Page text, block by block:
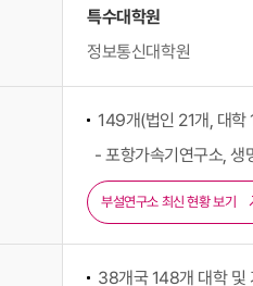
특수대학원
정보통신대학원
149개(법인 21개, 대학
- 포항가속기연구소, 생
부설연구소 최신 현황 보기
38개국 148개 대학 및